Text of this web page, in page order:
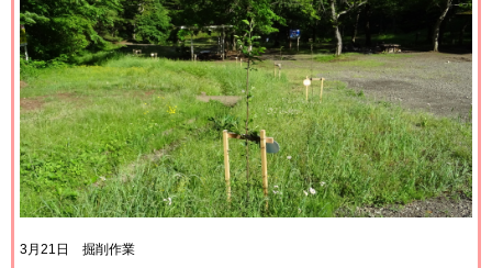
3月21日 掘削作業